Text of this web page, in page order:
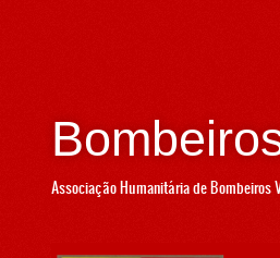
Associação Humanitária de Bombeiros